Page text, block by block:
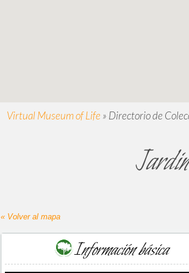
Virtual Museum of Life » Directorio de
« Volver al mapa
Información básica